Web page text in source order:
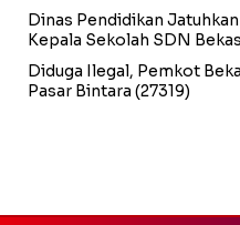
Dinas Pendidikan
Kepala Sekolah SDN
Diduga Ilegal, Pemkot
Pasar Bintara (27319)